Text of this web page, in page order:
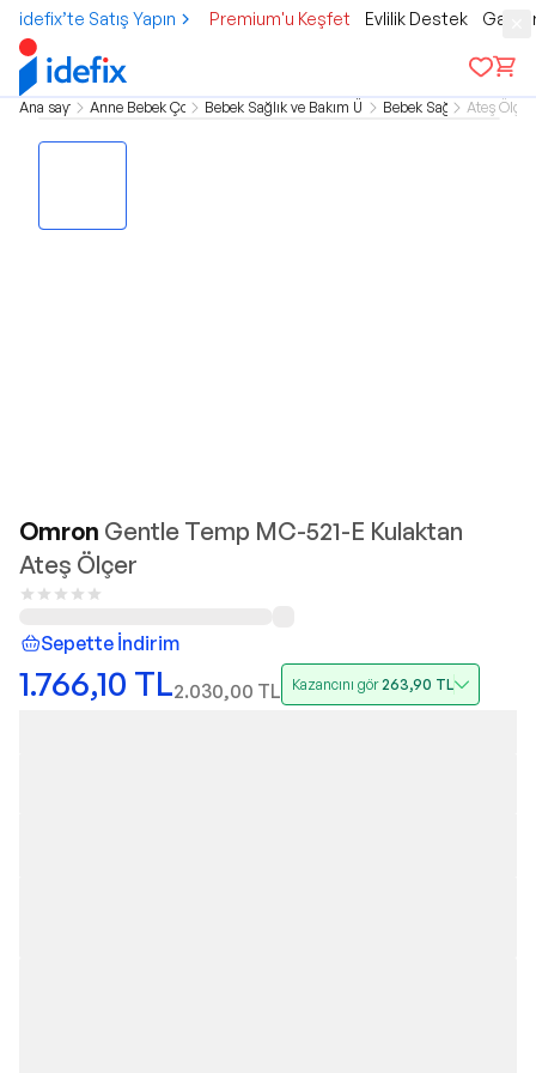
idefix’te Satış Yapın Premium'u Keşfet Evlilik Destek
Ana sayfa Anne Bebek ÇocukBebek Sağlık ve Bakım ÜrünleriBebek Sağlık Ateş Ölçer
Omron Gentle Temp MC-521-E Kulaktan
Ateş Ölçer
Sepette İndirim
1.766,10 TL2.030,00 TL Kazancını gör263,90 TL